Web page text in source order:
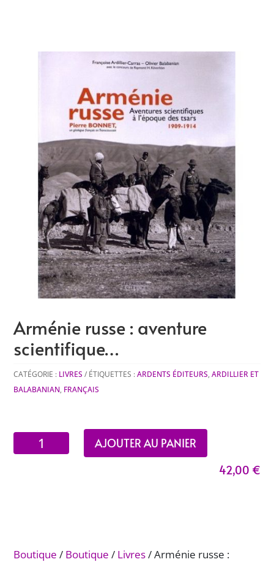
Arménie russe : aventure
scientifique…
CATÉGORIE : LIVRES ÉTIQUETTES :ARDENTS ÉDITEURS,ARDILLIER ET
BALABANIAN, FRANÇAIS
quantité
de
AJOUTER AU PANIER
42,00 €
Boutique / Boutique / Livres/ Arménie russe :